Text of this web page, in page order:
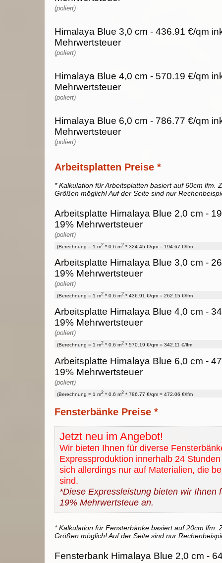
(poliert)
Himalaya Blue 3,0 cm - 436.91 €/qm
Mehrwertsteuer
(poliert)
Himalaya Blue 4,0 cm - 570.19 €/qm
Mehrwertsteuer
(poliert)
Himalaya Blue 6,0 cm - 786.77 €/qm
Mehrwertsteuer
(poliert)
Arbeitsplatten Preise *
* Kalkulation für Arbeitsplatten basiert auf 60cm lfm.
Größen möglich! Auf der Seite sind nur
Arbeitsplatte Himalaya Blue 2,0 cm -
19% Mehrwertsteuer
(poliert)
(Berechnung = 1 m2 * 0.6 m2 * 324.45 €/qm = 194.67 €/lfm
Arbeitsplatte Himalaya Blue 3,0 cm -
19% Mehrwertsteuer
(poliert)
(Berechnung = 1 m2 * 0.6 m2 * 436.91 €/qm = 262.15 €/lfm
Arbeitsplatte Himalaya Blue 4,0 cm -
19% Mehrwertsteuer
(poliert)
(Berechnung = 1 m2 * 0.6 m2 * 570.19 €/qm = 342.11 €/lfm
Arbeitsplatte Himalaya Blue 6,0 cm -
19% Mehrwertsteuer
(poliert)
(Berechnung = 1 m2 * 0.6 m2 * 786.77 €/qm = 472.06 €/lfm
Fensterbänke Preise *
Jetzt neu im Angebot!
Wir bieten Ihnen für diverse
Expressproduktion innerhalb 24
sich allerdings nur auf Materialien, die
sind.
*Diese Expressleistung bieten wir Ihnen
19% Mehrwertsteue an.
* Kalkulation für Fensterbänke basiert auf 20cm lfm.
Größen möglich! Auf der Seite sind nur
Fensterbank Himalaya Blue 2,0 cm -